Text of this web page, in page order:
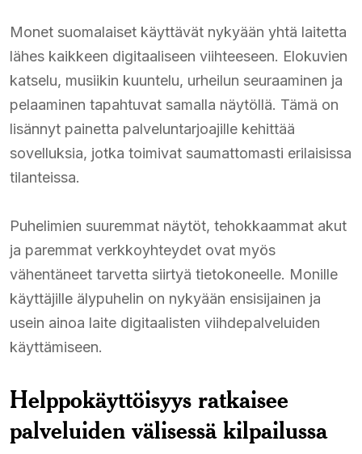
Monet suomalaiset käyttävät nykyään yhtä laitetta
lähes kaikkeen digitaaliseen viihteeseen. Elokuvien
katselu, musiikin kuuntelu, urheilun seuraaminen ja
pelaaminen tapahtuvat samalla näytöllä. Tämä on
lisännyt painetta palveluntarjoajille kehittää
sovelluksia, jotka toimivat saumattomasti erilaisissa
tilanteissa.
Puhelimien suuremmat näytöt, tehokkaammat akut
ja paremmat verkkoyhteydet ovat myös
vähentäneet tarvetta siirtyä tietokoneelle. Monille
käyttäjille älypuhelin on nykyään ensisijainen ja
usein ainoa laite digitaalisten viihdepalveluiden
käyttämiseen.
Helppokäyttöisyys ratkaisee
palveluiden välisessä kilpailussa